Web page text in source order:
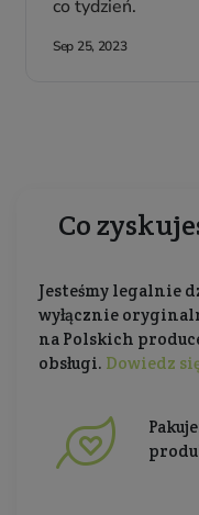
Co
Jesteśmy legalnie
wyłącznie
na Polskich
obsługi. Dowiedz